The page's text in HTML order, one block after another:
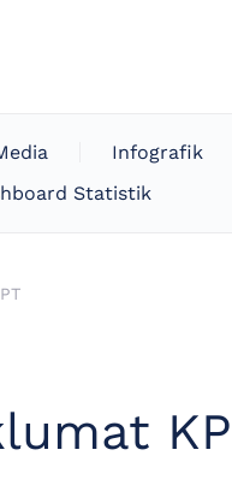
Infografik
Statistik